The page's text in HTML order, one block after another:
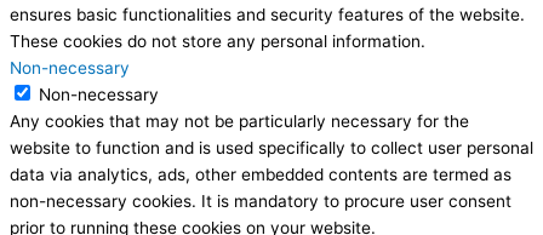
ensures basic functionalities and security features of the website.
These cookies do not store any personal information.
Non-necessary
Non-necessary
Any cookies that may not be particularly necessary for the
website to function and is used specifically to collect user personal
data via analytics, ads, other embedded contents are termed as
non-necessary cookies. It is mandatory to procure user consent
prior to running these cookies on your website.